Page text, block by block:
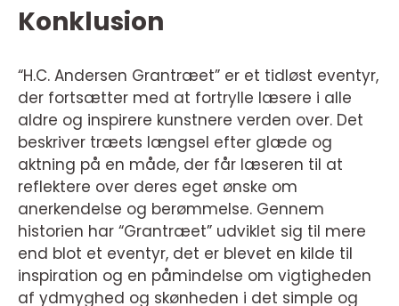
Konklusion
“H.C. Andersen Grantræet” er et tidløst eventyr,
der fortsætter med at fortrylle læsere i alle
aldre og inspirere kunstnere verden over. Det
beskriver træets længsel efter glæde og
aktning på en måde, der får læseren til at
reflektere over deres eget ønske om
anerkendelse og berømmelse. Gennem
historien har “Grantræet” udviklet sig til mere
end blot et eventyr, det er blevet en kilde til
inspiration og en påmindelse om vigtigheden
af ydmyghed og skønheden i det simple og